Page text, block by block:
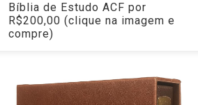
Bíblia de Estudo ACF por
R$200,00 (clique na imagem e
compre)